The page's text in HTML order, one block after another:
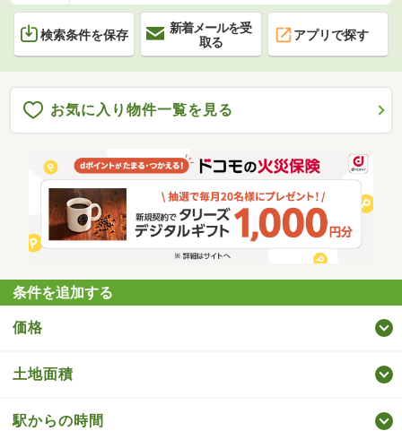
検索条件を保存
新着メールを受
取る
アプリで探す
お気に入り物件一覧を見る
条件を追加する
価格
土地面積
駅からの時間